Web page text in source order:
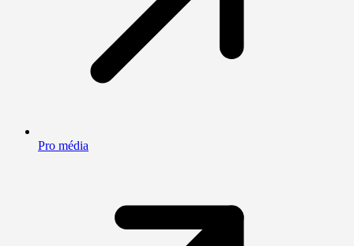
Pro média